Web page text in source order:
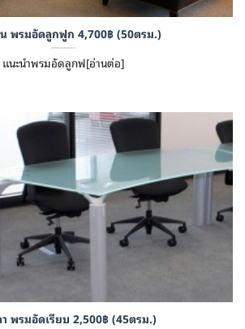
น พรมอัดลูกฟูก 4,700฿ (50ตรม.)
แนะนำพรมอัดลูกฟ[อ่านต่อ]
พรมอัดเรียบ 2,500฿ (45ตรม.)